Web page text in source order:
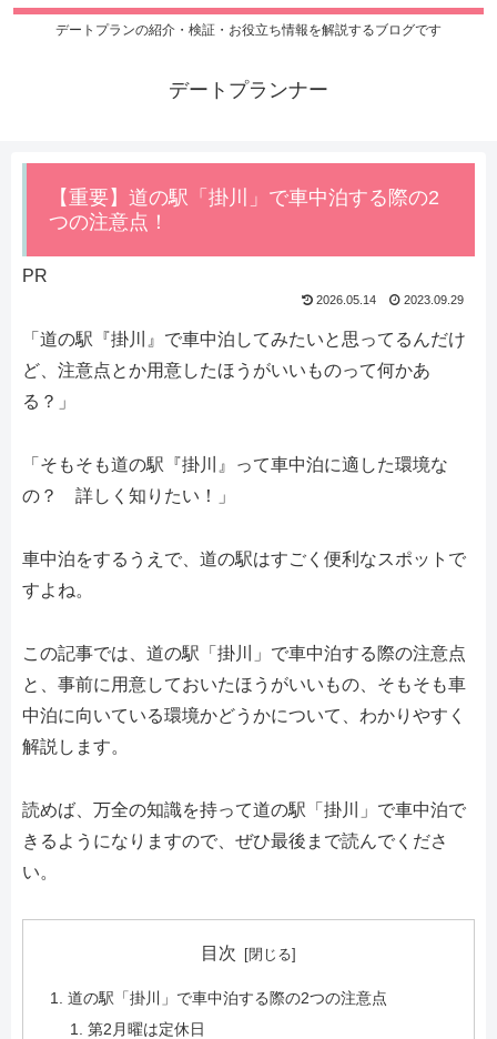
デートプランの紹介・検証・お役立ち情報を解説するブログです
デートプランナー
【重要】道の駅「掛川」で車中泊する際の2
つの注意点！
PR
2026.05.14 2023.09.29
「道の駅『掛川』で車中泊してみたいと思ってるんだけ
ど、注意点とか用意したほうがいいものって何かあ
る？」
「そもそも道の駅『掛川』って車中泊に適した環境な
の？ 詳しく知りたい！」
車中泊をするうえで、道の駅はすごく便利なスポットで
すよね。
この記事では、道の駅「掛川」で車中泊する際の注意点
と、事前に用意しておいたほうがいいもの、そもそも車
中泊に向いている環境かどうかについて、わかりやすく
解説します。
読めば、万全の知識を持って道の駅「掛川」で車中泊で
きるようになりますので、ぜひ最後まで読んでくださ
い。
目次
道の駅「掛川」で車中泊する際の2つの注意点
第2月曜は定休日